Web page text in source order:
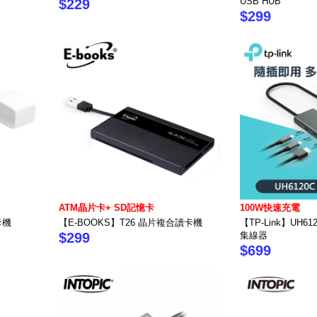
$229
$299
機
ATM晶片卡+ SD記憶卡
【E-BOOKS】T26 晶片複合讀卡機
$299
100W快速充電
【TP-Link】
集線器
$699